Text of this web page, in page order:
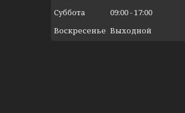
Суббота
09:00 17:00
Воскресенье Выходной